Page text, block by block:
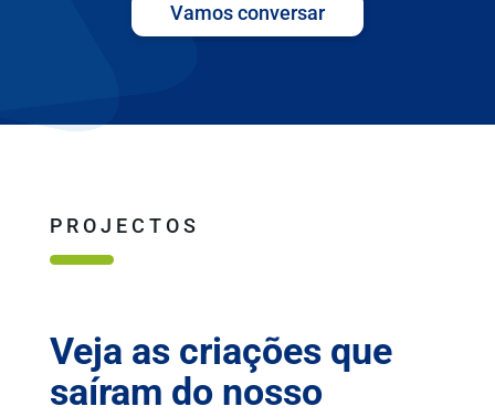
Vamos conversar
PROJECTOS
Veja as criações que
saíram do nosso